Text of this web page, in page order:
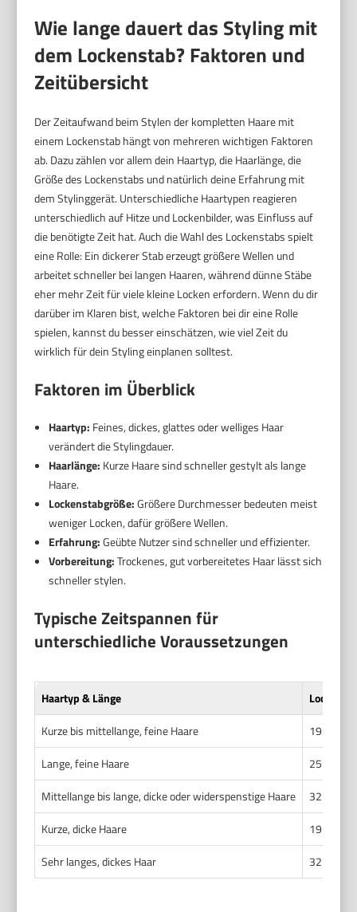
Wie lange dauert das Styling mit
dem Lockenstab? Faktoren und
Zeitübersicht
Der Zeitaufwand beim Stylen der kompletten Haare mit
einem Lockenstab hängt von mehreren wichtigen Faktoren
ab. Dazu zählen vor allem dein Haartyp, die Haarlänge, die
Größe des Lockenstabs und natürlich deine Erfahrung mit
dem Stylinggerät. Unterschiedliche Haartypen reagieren
unterschiedlich auf Hitze und Lockenbilder, was Einfluss auf
die benötigte Zeit hat. Auch die Wahl des Lockenstabs spielt
eine Rolle: Ein dickerer Stab erzeugt größere Wellen und
arbeitet schneller bei langen Haaren, während dünne Stäbe
eher mehr Zeit für viele kleine Locken erfordern. Wenn du dir
darüber im Klaren bist, welche Faktoren bei dir eine Rolle
spielen, kannst du besser einschätzen, wie viel Zeit du
wirklich für dein Styling einplanen solltest.
Faktoren im Überblick
Haartyp: Feines, dickes, glattes oder welliges Haar
verändert die Stylingdauer.
Haarlänge: Kurze Haare sind schneller gestylt als lange
Haare.
Lockenstabgröße:Größere Durchmesser bedeuten meist
weniger Locken, dafür größere Wellen.
Erfahrung:Geübte Nutzer sind schneller und effizienter.
Vorbereitung:Trockenes, gut vorbereitetes Haar lässt sich
schneller stylen.
Typische Zeitspannen für
unterschiedliche Voraussetzungen
Haartyp & Länge
Kurze bis mittellange, feine Haare
19 – 25
Lange, feine Haare
25 – 32
Mittellange bis lange, dicke oder widerspenstige Haare
32 – 38
Kurze, dicke Haare
19 – 25
Sehr langes, dickes Haar
32 – 38